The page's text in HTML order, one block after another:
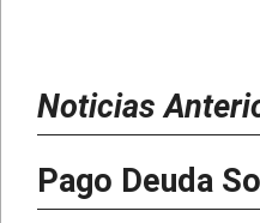
Noticias
Pago Deuda